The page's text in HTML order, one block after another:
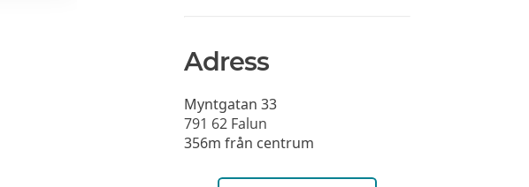
Adress
Myntgatan 33
791 62 Falun
356m från centrum